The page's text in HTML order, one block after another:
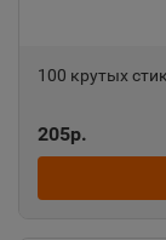
100 крутых
205р.